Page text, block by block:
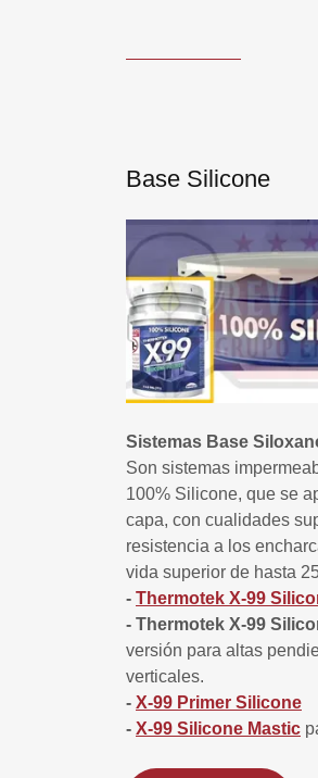
Base Silicone
Sistemas Base
Son sistemas
100% Silicone, que se
capa, con cualidades
resistencia a los
vida superior de hasta
- Thermotek X-99
- Thermotek X-99
versión para altas
verticales.
- X-99 Primer Silicone
- X-99 Silicone Mastic